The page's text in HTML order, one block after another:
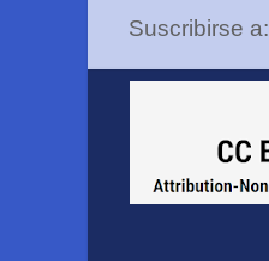
Suscribirse a: